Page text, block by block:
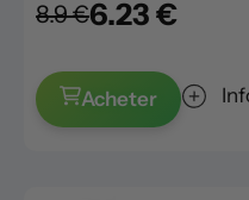
8.9 €6.23 €
Acheter